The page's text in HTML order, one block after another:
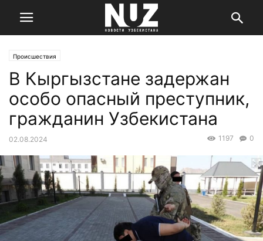
Происшествия
В Кыргызстане задержан
особо опасный преступник,
гражданин Узбекистана
02.08.2024 0
1197